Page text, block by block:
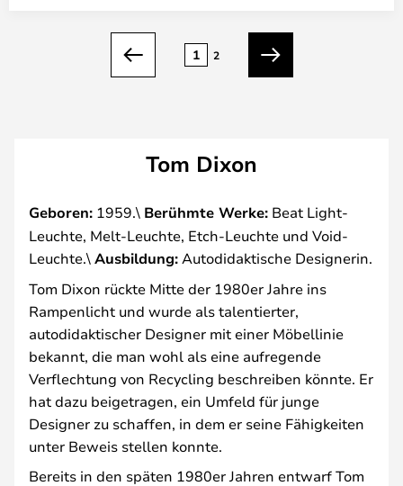
Zurück
1 2
Weiter
Tom Dixon
Geboren: 1959.\ Berühmte Werke: Beat Light-
Leuchte, Melt-Leuchte, Etch-Leuchte und Void-
Leuchte.\Ausbildung: Autodidaktische Designerin.
Tom Dixon rückte Mitte der 1980er Jahre ins
Rampenlicht und wurde als talentierter,
autodidaktischer Designer mit einer Möbellinie
bekannt, die man wohl als eine aufregende
Verflechtung von Recycling beschreiben könnte. Er
hat dazu beigetragen, ein Umfeld für junge
Designer zu schaffen, in dem er seine Fähigkeiten
unter Beweis stellen konnte.
Bereits in den späten 1980er Jahren entwarf Tom